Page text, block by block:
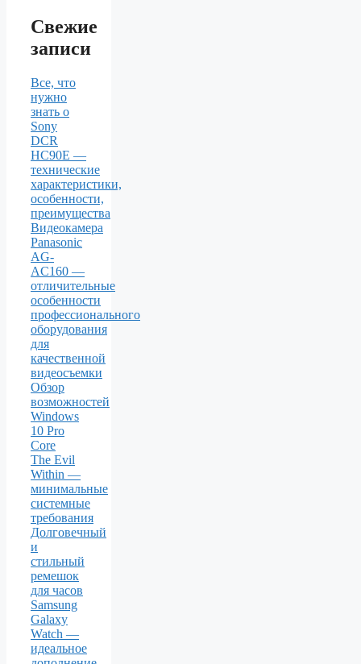
Свежие
записи
Все, что
нужно
знать о
Sony
DCR
HC90E —
технические
характеристики,
особенности,
преимущества
Видеокамера
Panasonic
AG-
AC160 —
отличительные
особенности
профессионального
оборудования
для
качественной
видеосъемки
Обзор
возможностей
Windows
10 Pro
Core
The Evil
Within —
минимальные
системные
требования
Долговечный
и
стильный
ремешок
для часов
Samsung
Galaxy
Watch —
идеальное